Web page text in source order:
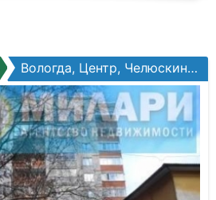
Вологда, Центр, Челюскинцев ул, №51б